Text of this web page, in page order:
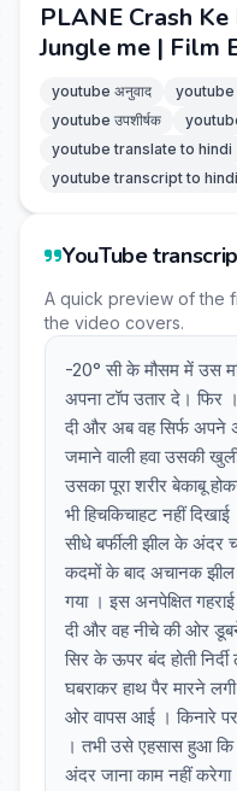
PLANE Crash
Jungle me | Film
youtube अनुवाद youtube
youtube उपशीर्षक
youtube translate to hindi
youtube transcript to hindi
YouTube
A quick preview of the
the video covers.
-20° सी के मौसम में उस
अपना टॉप उतार दे। फिर
दी और अब वह सिर्फ अपने
जमाने वाली हवा उसकी
उसका पूरा शरीर बेकाबू
भी हिचकिचाहट नहीं
सीधे बर्फीली झील के अंदर
कदमों के बाद अचानक
गया । इस अनपेक्षित
दी और वह नीचे की ओर
सिर के ऊपर बंद होती
घबराकर हाथ पैर मारने
ओर वापस आई । किनारे पर
। तभी उसे एहसास हुआ
अंदर जाना काम नहीं